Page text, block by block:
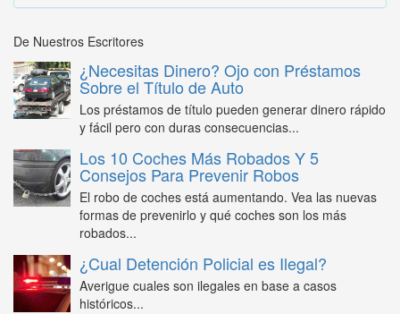
De Nuestros Escritores
¿Necesitas Dinero? Ojo con Préstamos
Sobre el Título de Auto
Los préstamos de título pueden generar dinero rápido
y fácil pero con duras consecuencias...
Los 10 Coches Más Robados Y 5
Consejos Para Prevenir Robos
El robo de coches está aumentando. Vea las nuevas
formas de prevenirlo y qué coches son los más
robados...
¿Cual Detención Policial es Ilegal?
Averigue cuales son ilegales en base a casos
históricos...